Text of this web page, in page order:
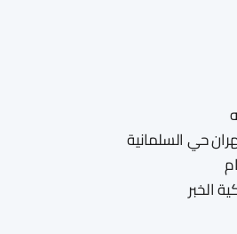
حي السلمانية
الخبر